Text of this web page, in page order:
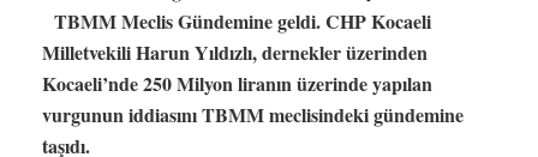
TBMM Meclis Gündemine geldi. CHP Kocaeli
Milletvekili Harun Yıldızlı, dernekler üzerinden
Kocaeli’nde 250 Milyon liranın üzerinde yapılan
vurgunun iddiasını TBMM meclisindeki gündemine
taşıdı.